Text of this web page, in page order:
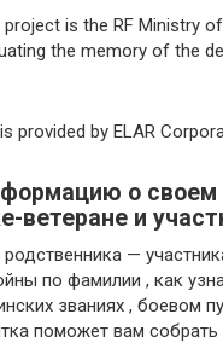
is the RF Ministry
the memory of the
provided by ELAR
о своем
ветеране и
—
по фамилии , как
званиях , боевом
поможет вам